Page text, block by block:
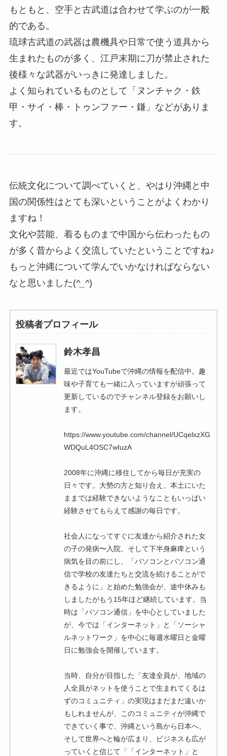
もともと、空手と古武道は合わせて学ぶのが一般
的である。
琉球古武道の武器は農機具や日常で使う道具から
生まれたものが多く、江戸末期に刀が禁止された
後様々な武器がいっきに発達しました。
よく知られているものとして「ヌンチャク・鉄
甲・サイ・棒・トゥンファー・鎌」などがありま
す。
伝統文化について調べていくと、やはり沖縄と中
国の関係性はとても深いということがよくわかり
ますね！
文化や芸能、着るものまで中国から伝わったもの
が多く昔からよく交流していたということですね♪
もっと沖縄について学んでいかなければならない
なと思いました(^_^)
投稿者プロフィール
鈴木孝昌
最近ではYouTubeで沖縄の情報を配信中。趣
味や子育ても一緒に入っていますが頑張って
更新しているのでチャンネル登録をお願いし
ます。
https://www.youtube.com/channel/UCqelxzXG
WDQuL4OSC7wIuzA
2008年に沖縄に移住してから毎日が充実の
日々です。大勢の方と知り合え、本土にいた
ままでは経験できないようなこともいっぱい
経験させてもらえて感謝の毎日です。
社会人になってすぐに友達から紹介された女
の子の発病〜入院、そして下半身麻痺という
病気を目の前にし、「パソコンとパソコン通
信で学校の友達たちと交流を続けることがで
きるように」と始めた勉強会が、途中休みも
しましたがもう15年ほど継続しています。当
時は「パソコン通信」を中心としていました
が、今では「インターネット」と「ソーシャ
ルネットワーク」を中心に毎週水曜日と金曜
日に勉強会を開催しています。
当時、自分が目指した「友達全員が、地域の
人全員がネットを使うことで生まれてくるは
ずのコミュニティ」の実現はまだまだ遠いか
もしれませんが、このコミュニティが沖縄で
できていく事で、沖縄という島から日本へ、
そして世界へと輪が広まり、ビジネスも広が
っていくと信じて「「インターネット」と